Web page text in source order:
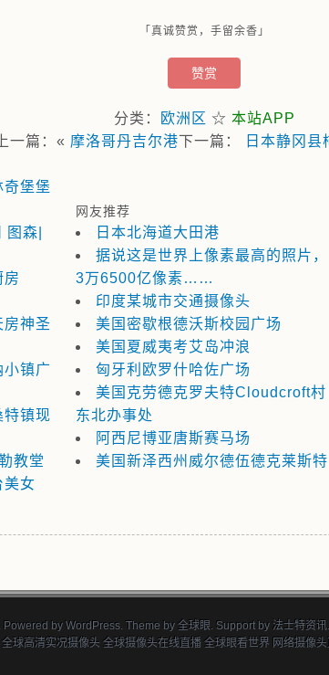
「真诚赞赏，手留余香」
赞赏
分类： 欧洲区 ☆ 本站APP
一篇：« 摩洛哥丹吉尔港下一篇： 日本静冈县
堡堡
图森|
房
房神圣
镇广
特镇现
教堂
美女
网友推荐
日本北海道大田港
据说这是世界上像素最高的照片，
3万6500亿像素……
印度某城市交通摄像头
美国密歇根德沃斯校园广场
美国夏威夷考艾岛冲浪
匈牙利欧罗什哈佐广场
美国克劳德克罗夫特Cloudcroft村
东北办事处
阿西尼博亚唐斯赛马场
美国新泽西州威尔德伍德克莱斯特
Powered by WordPress. Theme by 全球眼. Support by 法士特资讯.
球高清实况摄像头 全球摄像头在线直播 全球眼看世界 网络摄像